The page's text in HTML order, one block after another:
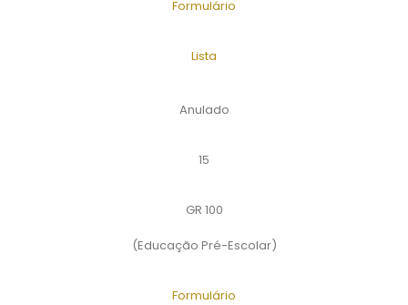
Formulário
Lista
Anulado
15
GR 100
(Educação Pré-Escolar)
Formulário